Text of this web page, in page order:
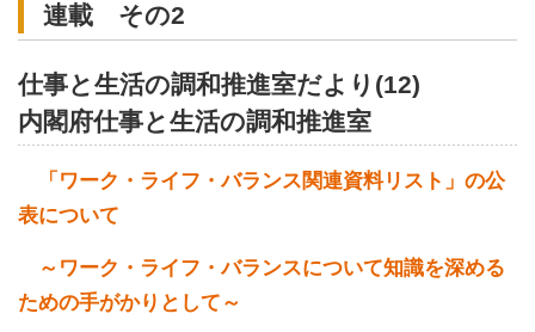
連載 その2
仕事と生活の調和推進室だより(12)
内閣府仕事と生活の調和推進室
「ワーク・ライフ・バランス関連資料リスト」の公
表について
～ワーク・ライフ・バランスについて知識を深める
ための手がかりとして～